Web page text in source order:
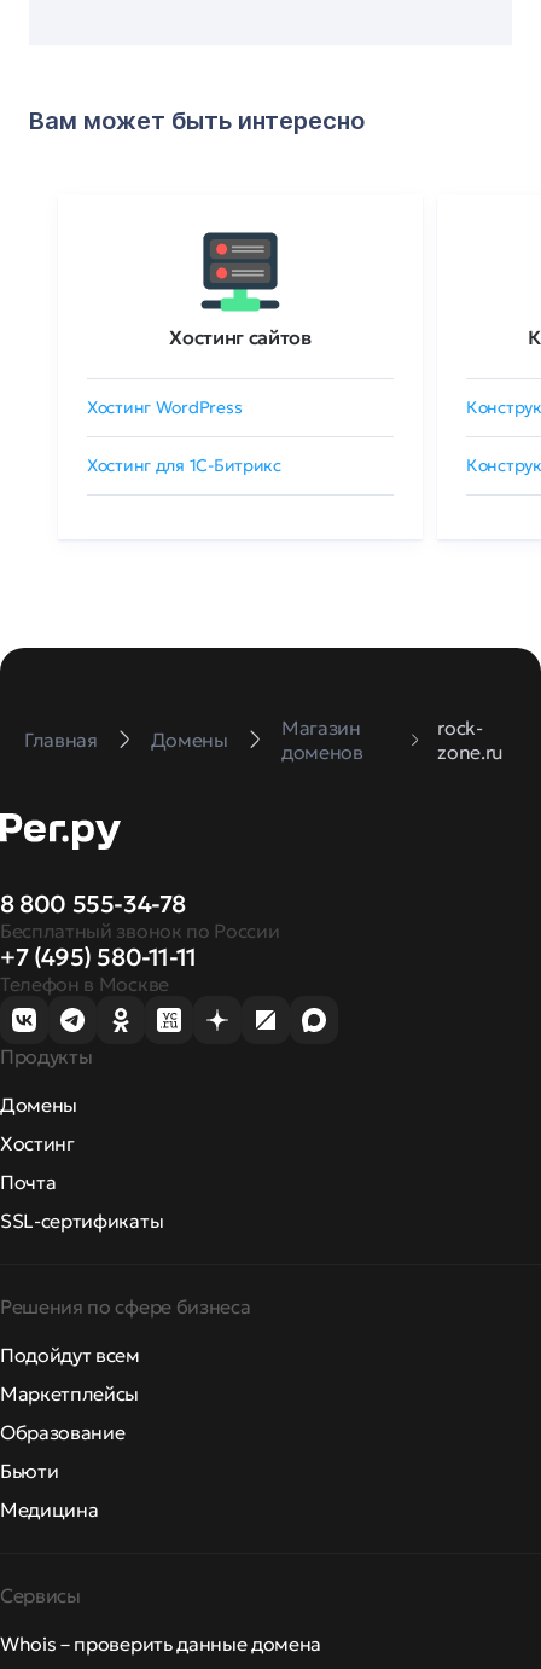
Вам может быть интересно
Хостинг сайтов
Хостинг WordPress
Хостинг для 1C-Битрикс
Главная Домены
Магазин
доменов
rock-
zone.ru
8 800 555-34-78
Бесплатный звонок по России
+7 (495) 580-11-11
Телефон в Москве
Продукты
Домены
Хостинг
Почта
SSL-сертификаты
Решения по сфере бизнеса
Подойдут всем
Маркетплейсы
Образование
Бьюти
Медицина
Сервисы
Whois – проверить данные домена